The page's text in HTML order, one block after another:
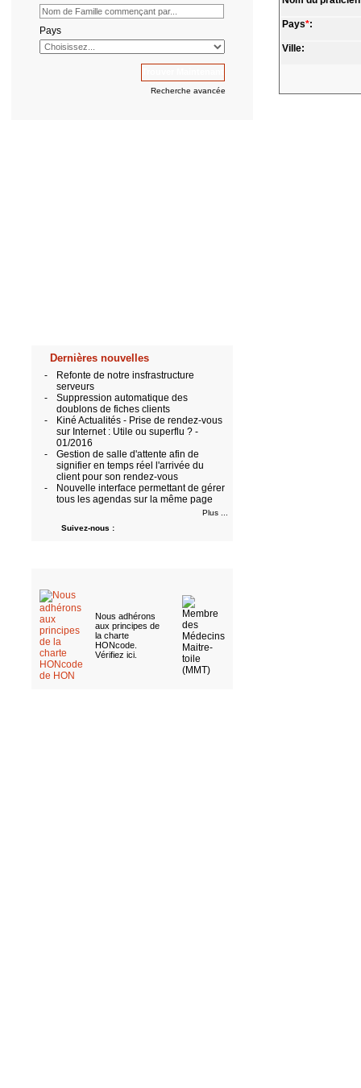
Pays
Recherche avancée
Dernières nouvelles
-
Refonte de notre insfrastructure
serveurs
-
Suppression automatique des
doublons de fiches clients
-
Kiné Actualités - Prise de rendez-vous
sur Internet : Utile ou superflu ? -
01/2016
-
Gestion de salle d'attente afin de
signifier en temps réel l'arrivée du
client pour son rendez-vous
-
Nouvelle interface permettant de gérer
tous les agendas sur la même page
Plus ...
Suivez-nous :
Nous adhérons
aux principes de
la charte
HONcode.
Vérifiez ici.
Pays*:
Ville: